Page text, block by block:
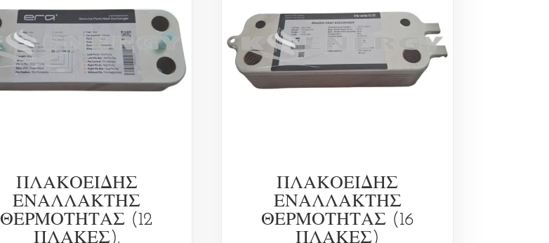
ΠΛΑΚΟΕΙΔΗΣ
ΕΝΑΛΛΑΚΤΗΣ
ΘΕΡΜΟΤΗΤΑΣ (12
ΠΛΑΚΕΣ).
ΠΛΑΚΟΕΙΔΗΣ
ΕΝΑΛΛΑΚΤΗΣ
ΘΕΡΜΟΤΗΤΑΣ (16
ΠΛΑΚΕΣ)